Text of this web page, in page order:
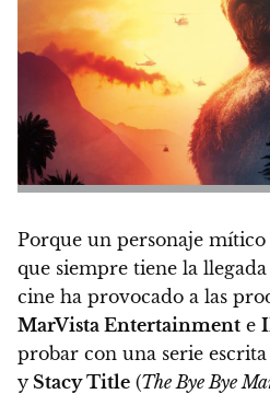
Porque un personaje
que siempre tiene la
cine ha provocado a las
MarVista Entertainment e
probar con una serie
y Stacy Title (The Bye Bye